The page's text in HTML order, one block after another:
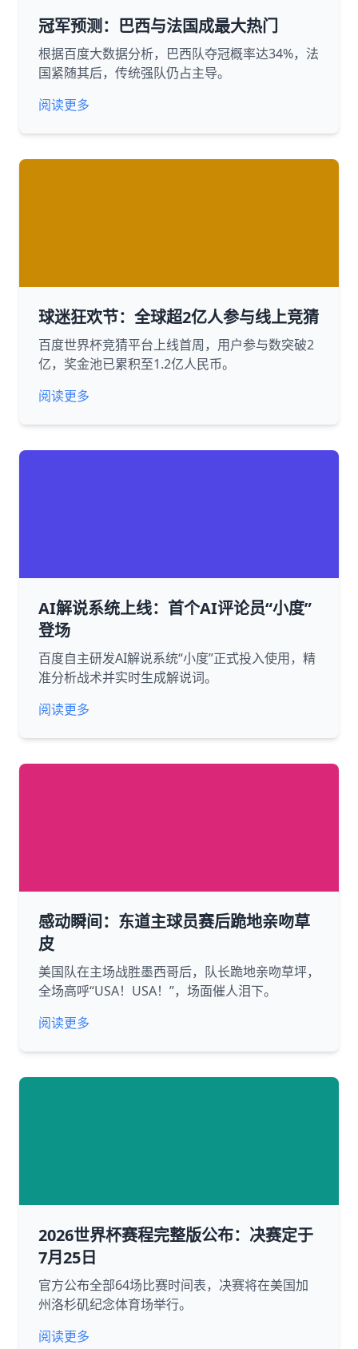
冠军预测：巴西与法国成最大热门
根据百度大数据分析，巴西队夺冠概率达34%，法
国紧随其后，传统强队仍占主导。
阅读更多
球迷狂欢节：全球超2亿人参与线上竞猜
百度世界杯竞猜平台上线首周，用户参与数突破2
亿，奖金池已累积至1.2亿人民币。
阅读更多
AI解说系统上线：首个AI评论员“小度”
登场
百度自主研发AI解说系统“小度”正式投入使用，精
准分析战术并实时生成解说词。
阅读更多
感动瞬间：东道主球员赛后跪地亲吻草
皮
美国队在主场战胜墨西哥后，队长跪地亲吻草坪，
全场高呼“USA！USA！”，场面催人泪下。
阅读更多
2026世界杯赛程完整版公布：决赛定于
7月25日
官方公布全部64场比赛时间表，决赛将在美国加
州洛杉矶纪念体育场举行。
阅读更多